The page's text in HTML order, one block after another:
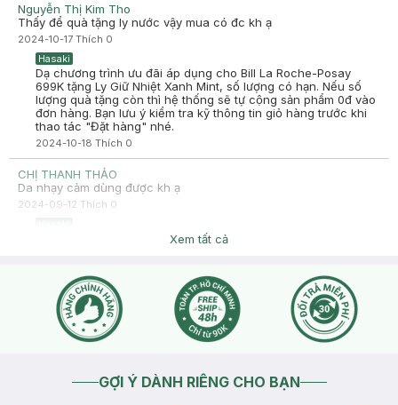
Nguyễn Thị Kim Tho
Thấy để quà tặng ly nước vậy mua có đc kh ạ
2024-10-17 Thích 0
Hasaki
Dạ chương trình ưu đãi áp dụng cho Bill La Roche-Posay
699K tặng Ly Giữ Nhiệt Xanh Mint, số lượng có hạn. Nếu số
lượng quà tặng còn thì hệ thống sẽ tự cộng sản phẩm 0đ vào
đơn hàng. Bạn lưu ý kiểm tra kỹ thông tin giỏ hàng trước khi
thao tác "Đặt hàng" nhé.
2024-10-18 Thích 0
CHỊ THANH THẢO
Da nhạy cảm dùng được kh ạ
2024-09-12 Thích 0
Dạ Hasaki xin chào , để tiện hỗ trợ hơn cho bạn , bạn nhấn
2024-09-12Thích
Xem tất cả
GỢI Ý DÀNH RIÊNG CHO BẠN